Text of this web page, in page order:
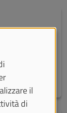
in
il
di